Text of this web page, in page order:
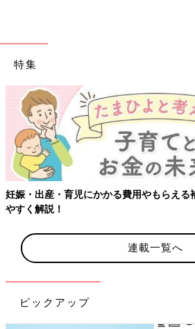
特集
妊娠・出産・育児にかかる費用やもらえる
やすく解説！
連載一覧へ
ピックアップ